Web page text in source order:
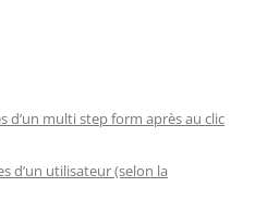
d’un multi step form après au clic
d’un utilisateur (selon la